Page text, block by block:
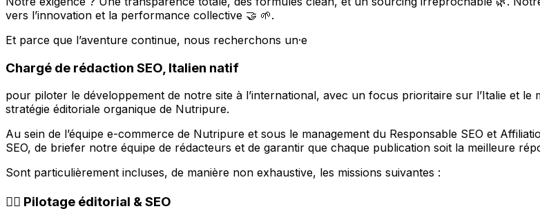
vers l’innovation et la performance collective 🤝 🌱.
Et parce que l’aventure continue, nous recherchons un·e
Chargé de rédaction SEO, Italien natif
pour piloter le développement de notre site à l’international, avec un focus prioritaire sur l’Italie et
stratégie éditoriale organique de Nutripure.
Au sein de l’équipe e-commerce de Nutripure et sous le management du Responsable SEO et
SEO, de briefer notre équipe de rédacteurs et de garantir que chaque publication soit la meilleure
Sont particulièrement incluses, de manière non exhaustive, les missions suivantes :
✍🏼 Pilotage éditorial & SEO